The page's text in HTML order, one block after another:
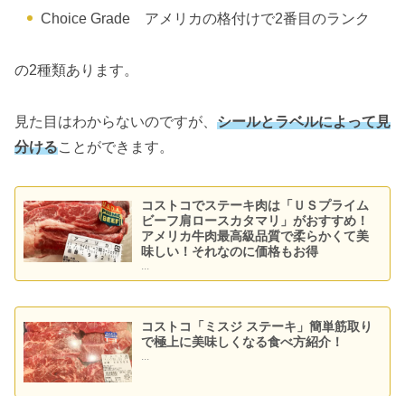
Choice Grade アメリカの格付けで2番目のランク
の2種類あります。
見た目はわからないのですが、 シールとラベルによって見
分けることができます。
コストコでステーキ肉は「ＵＳプライム
ビーフ肩ロースカタマリ」がおすすめ！
アメリカ牛肉最高級品質で柔らかくて美
味しい！それなのに価格もお得
...
コストコ「ミスジ ステーキ」簡単筋取り
で極上に美味しくなる食べ方紹介！
...